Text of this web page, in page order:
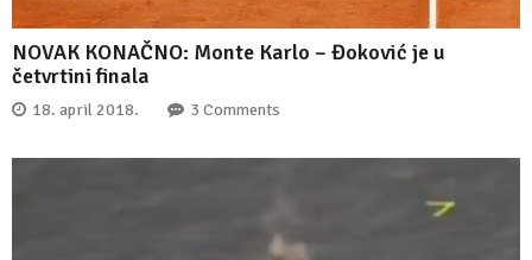
NOVAK KONAČNO: Monte Karlo – Đoković je u
četvrtini finala
18. april 2018. 3 Comments